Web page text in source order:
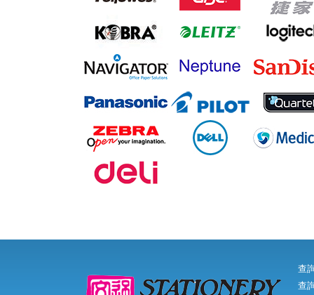
查
查